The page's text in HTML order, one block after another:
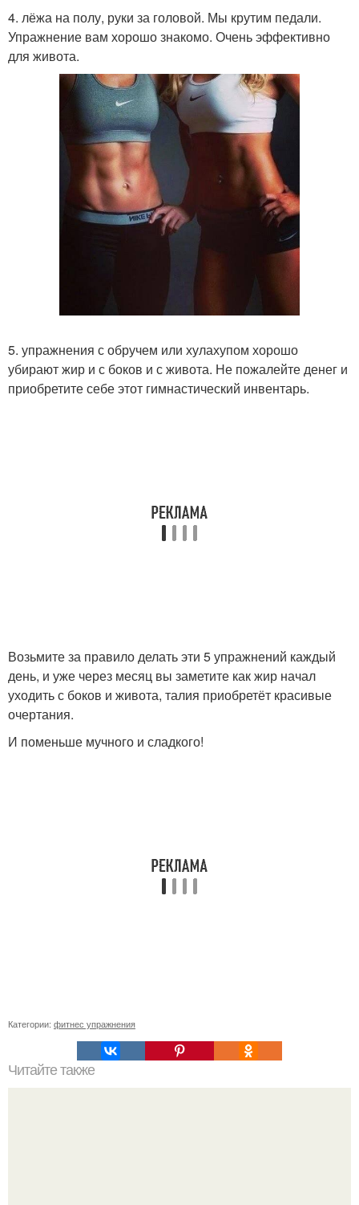
4. лёжа на полу, руки за головой. Мы крутим педали.
Упражнение вам хорошо знакомо. Очень эффективно
для живота.
5. упражнения с обручем или хулахупом хорошо
убирают жир и с боков и с живота. Не пожалейте денег и
приобретите себе этот гимнастический инвентарь.
Возьмите за правило делать эти 5 упражнений каждый
день, и уже через месяц вы заметите как жир начал
уходить с боков и живота, талия приобретёт красивые
очертания.
И поменьше мучного и сладкого!
Категории: фитнес упражнения
Читайте также